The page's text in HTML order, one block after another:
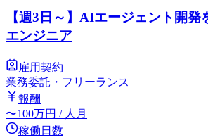
【週3日～】AIエージェント開
エンジニア
雇用契約
業務委託・フリーランス
報酬
〜100万円 / 人月
稼働日数